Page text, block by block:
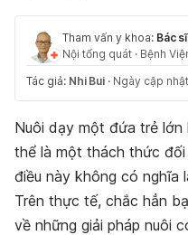
Tham vấn y khoa: Bác
Nội tổng quát · Bệnh
Tác giả: Nhi Bui · Ngày cập
Nuôi dạy một đứa trẻ
thể là một thách thức đối
điều này không có nghĩa
Trên thực tế, chắc hẳn
về những giải pháp nuôi